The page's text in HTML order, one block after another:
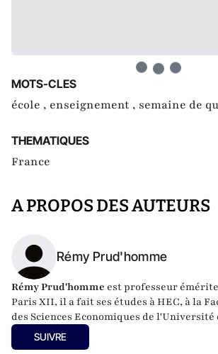
MOTS-CLES
école , enseignement , semaine de
THEMATIQUES
France
A PROPOS DES AUTEURS
Rémy Prud'homme
Rémy Prud'homme est professeur
Paris XII, il a fait ses études à HEC, à la
des Sciences Economiques de l'Université
l'Université Harvard, ainsi qu'à l'Institut
de Paris. Issu d'une famille de paysans, il a
SUIVRE